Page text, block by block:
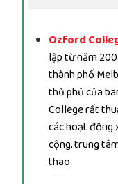
Ozford
lập từ năm
thành phố
thủ phủ của
College rất
các hoạt động
cộng, trung
thao.